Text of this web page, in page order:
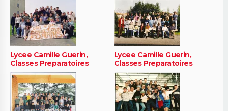
Lycee Camille Guerin,
Classes Preparatoires
Lycee Camille Guerin,
Classes Preparatoires